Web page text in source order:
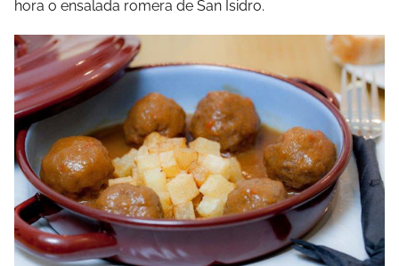
hora o ensalada romera de San Isidro.